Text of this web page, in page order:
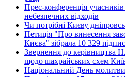
Прес-конференція учасників
небезпечних відходів
Чи потрібні Києву
Петиція "Про винесення
Києва" зібрала 10 329
Звернення до
щодо шахрайських схем
Національний День